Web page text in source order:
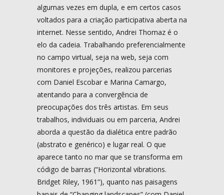
algumas vezes em dupla, e em certos casos
voltados para a criação participativa aberta na
internet. Nesse sentido, Andrei Thomaz é o
elo da cadeia. Trabalhando preferencialmente
no campo virtual, seja na web, seja com
monitores e projeções, realizou parcerias
com Daniel Escobar e Marina Camargo,
atentando para a convergência de
preocupações dos três artistas. Em seus
trabalhos, individuais ou em parceria, Andrei
aborda a questão da dialética entre padrão
(abstrato e genérico) e lugar real. O que
aparece tanto no mar que se transforma em
código de barras (“Horizontal vibrations.
Bridget Riley, 1961”), quanto nas paisagens